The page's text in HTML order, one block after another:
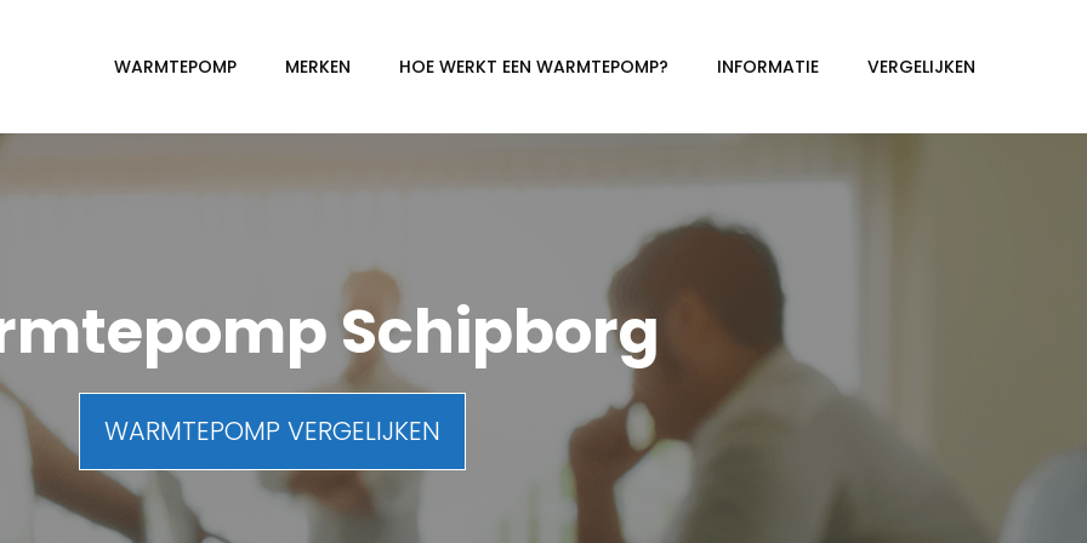
WARMTEPOMP MERKEN HOE WERKT EEN WARMTEPOMP? INFORMATIE VERGELIJKEN
Schipborg
WARMTEPOMP VERGELIJKEN